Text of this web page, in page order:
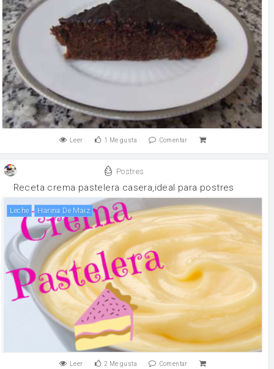
Leer 1 Me gusta Comentar
Postres
Receta crema pastelera casera,ideal para postres
leche Harina De Maiz
Leer 2 Me gusta Comentar